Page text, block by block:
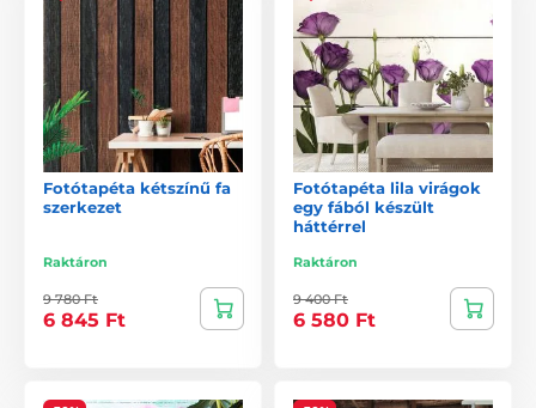
Fotótapéta kétszínű fa
szerkezet
Raktáron
9 780 Ft
6 845 Ft
Fotótapéta lila virágok
egy fából készült
háttérrel
Raktáron
9 400 Ft
6 580 Ft